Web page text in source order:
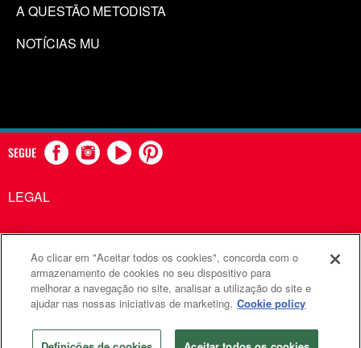
A QUESTÃO METODISTA
NOTÍCIAS MU
SEGUE
LEGAL
Comunicações Metodistas Unidas é uma agência da Igreja
Metodista Unida
©2026 Comunicações Metodistas Unidas. Todos os direitos
reservados
Ao clicar em "Aceitar todos os cookies", concorda com o
armazenamento de cookies no seu dispositivo para
melhorar a navegação no site, analisar a utilização do site e
ajudar nas nossas iniciativas de marketing. Cookie policy